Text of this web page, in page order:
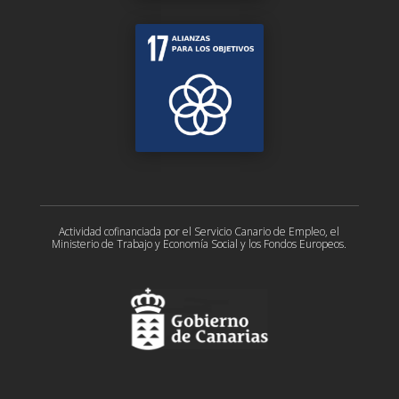
Actividad cofinanciada por el Servicio Canario de Empleo, el
Ministerio de Trabajo y Economía Social y los Fondos Europeos.